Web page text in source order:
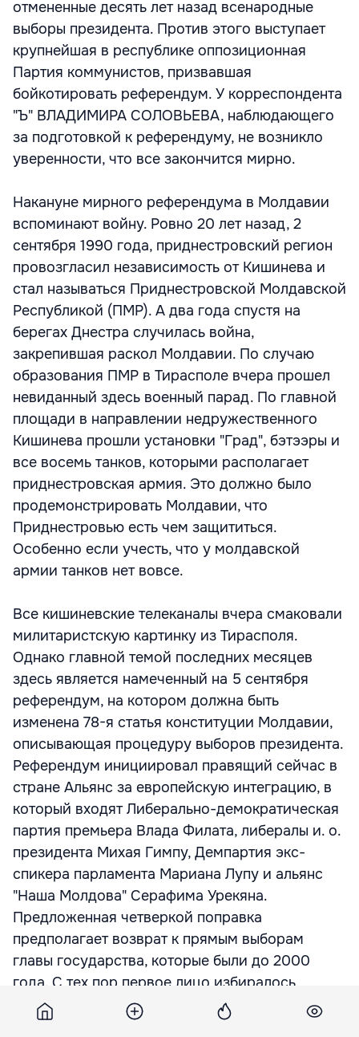
отмененные десять лет назад всенародные
выборы президента. Против этого выступает
крупнейшая в республике оппозиционная
Партия коммунистов, призвавшая
бойкотировать референдум. У корреспондента
"Ъ" ВЛАДИМИРА СОЛОВЬЕВА, наблюдающего
за подготовкой к референдуму, не возникло
уверенности, что все закончится мирно.
Накануне мирного референдума в Молдавии
вспоминают войну. Ровно 20 лет назад, 2
сентября 1990 года, приднестровский регион
провозгласил независимость от Кишинева и
стал называться Приднестровской Молдавской
Республикой (ПМР). А два года спустя на
берегах Днестра случилась война,
закрепившая раскол Молдавии. По случаю
образования ПМР в Тирасполе вчера прошел
невиданный здесь военный парад. По главной
площади в направлении недружественного
Кишинева прошли установки "Град", бэтээры и
все восемь танков, которыми располагает
приднестровская армия. Это должно было
продемонстрировать Молдавии, что
Приднестровью есть чем защититься.
Особенно если учесть, что у молдавской
армии танков нет вовсе.
Все кишиневские телеканалы вчера смаковали
милитаристскую картинку из Тирасполя.
Однако главной темой последних месяцев
здесь является намеченный на 5 сентября
референдум, на котором должна быть
изменена 78-я статья конституции Молдавии,
описывающая процедуру выборов президента.
Референдум инициировал правящий сейчас в
стране Альянс за европейскую интеграцию, в
который входят Либерально-демократическая
партия премьера Влада Филата, либералы и. о.
президента Михая Гимпу, Демпартия экс-
спикера парламента Мариана Лупу и альянс
"Наша Молдова" Серафима Урекяна.
Предложенная четверкой поправка
предполагает возврат к прямым выборам
главы государства, которые были до 2000
года. С тех пор первое лицо избиралось
парламентским большинством. Однако год
назад молдавская власть оказалась